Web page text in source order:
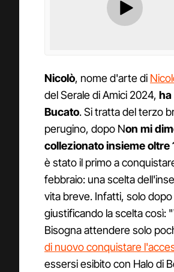
Nicolò, nome d'arte di
del Serale di Amici 2024, ha
Bucato. Si tratta del terzo
perugino, dopo Non mi
collezionato insieme
è stato il primo a
febbraio: una scelta
vita breve. Infatti, solo
giustificando la scelta così: "
Bisogna attendere solo
di nuovo conquistare
essersi esibito con Halo di